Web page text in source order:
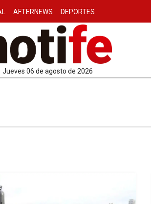
AFTERNEWS DEPORTES
jueves 06 de agosto de 2026